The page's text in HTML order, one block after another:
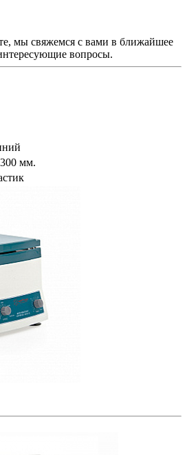
мы свяжемся с вами в ближайшее
вопросы.
мм.